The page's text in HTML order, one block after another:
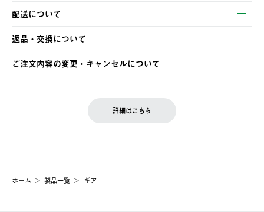
以下のいずれかの方法でお支払いいただけます。
・クレジットカード決済
・コンビニ決済
・Pay-easy決済
配送について
【発送スケジュール】
ご注文・ご入金完了より2営業日以内に商品を発送いたします。
土日祝の発送はございませんので、木曜日以降のご注文は週明け
の発送となる場合がございます。
【配送業者】
佐川急便にて配送されます。
返品・交換について
※お客様都合の場合
お客様都合の返品にかかる送料は、お客様ご負担とさせていただ
一度お手元の商品を返品いただき、ご希望商品を再注文してくだ
ご注文内容の変更・キャンセルについて
LOGOS FAMILY会員の方は、会員マイページ内 購入履歴画面に
詳細はこちら
ホーム 製品一覧 ギア